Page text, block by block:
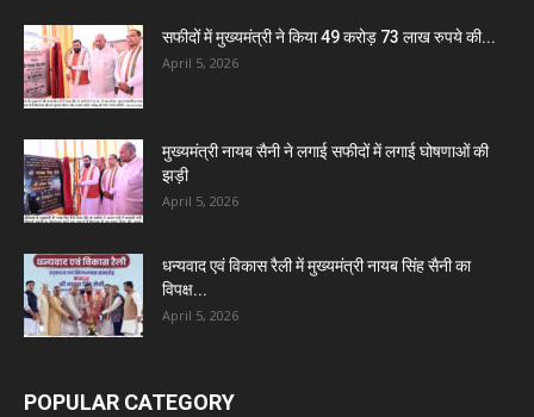
सफीदों में मुख्यमंत्री ने किया 49 करोड़ 73 लाख रुपये की...
April 5, 2026
मुख्यमंत्री नायब सैनी ने लगाई सफीदों में लगाई घोषणाओं की
झड़ी
April 5, 2026
धन्यवाद एवं विकास रैली में मुख्यमंत्री नायब सिंह सैनी का
विपक्ष...
April 5, 2026
POPULAR CATEGORY